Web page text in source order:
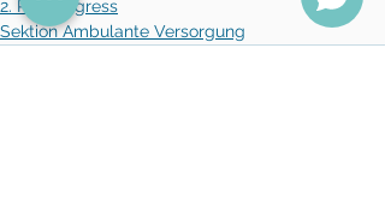
2. PA-Kongress
Sektion Ambulante Versorgung